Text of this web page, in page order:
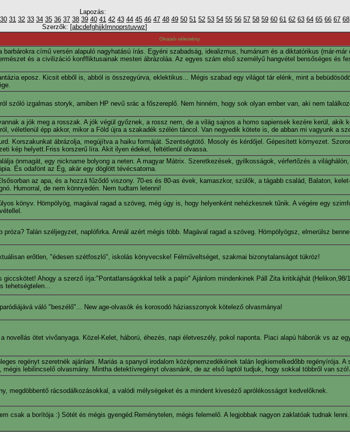
Lapozás:
30 31 32 33 34 35 36 37 38 39 40 41 42 43 44 45 46 47 48 49 50 51 52 53 54 55 56 57 58 59 60 61 62 63 64 65 66 67 68
Szerzők: [abcdefghij k mnoprstuvwz]
Olvasói vélemény
barbárokra című versén alapuló nagyhatású írás. Egyéni szabadság, idealizmus, humánum és a diktatórikus (már-már
és a civilizáció konffliktusainak mesteri ábrázoláa. Az egyes szám első személyű hangvétel bensőséges és
eposz. Kicsit ebből is, abból is összegyúrva, eklektikus... Mégis szabad egy világot tár elénk, mint a
szóló izgalmas storyk, amiben HP nevű srác a főszereplő. Nem hinném, hogy sok olyan ember van, aki nem
a jók meg a rosszak. A jók végül győznek, a rossz nem, de a világ sajnos a homo sapiensek kezére kerül, akik
véletlenül épp akkor, mikor a Föld újra a szakadék szélén táncol. Van negyedik kötete is, de abban mi vagyunk a
Korszakunkat ábrázolja, megújítva a haiku formáját. Szentségtötő. Mosoly és kérdőjel. Gépesített környezet.
kép helyett.Friss korszerű líra. Akit ilyen édekel, feltétlenül olvassa.
önmagát, egy nickname bolyong a neten. A magyar Mátrix. Szeretkezések, gyilkosságok, vérfertőzés a
És odafönt az Ég, akár egy döglött tévécsatorna.
az apa, és a hozzá fűződő viszony. 70-es és 80-as évek, kamaszkor, szülők, a tágabb család, Balaton,
Humorral, de nem könnyedén. Nem tudtam letenni!
könyv. Hömpölyög, magával ragad a szöveg, még úgy is, hogy helyenként nehézkesnek tűnik. A végére egy
próza? Talán széljegyzet, naplófirka. Annál azért mégis több. Magával ragad a szöveg. Hömpölyögsz, elmerülsz
erőtlen, "édesen szétfoszló", iskolás könyvecske! Félműveltséget, szakmai bizonytalanságot tükröz!
giccskötet! Ahogy a szerző írja:"Pontatlanságokkal telik a papír" Ajánlom mindenkinek Páll Zita kritikájhát (Helikon,98/
tehetségtelen...
váló "beszélő"... New age-olvasók és korosodó háziasszonyok kötelező olvasmánya!
novellás ötet vivőanyaga. Közel-Kelet, háború, éhezés, napi életveszély, pokol naponta. Piaci alapú háborúk vs az
regényt szeretnék ajánlani. Mariás a spanyol irodalom középnemzedékének talán legkiemelkedőbb regényírója.
mégis lebilincselő olvasmány. Mintha detektívregényt olvasnánk, de az első laptól tudjuk, hogy sokkal többről van
megdöbbentő rácsodálkozásokkal, a valódi mélységeket és a mindent kiveséző aprólékosságot kedvelőknek.
csak a borítója :) Sötét és mégis gyengéd.Reménytelen, mégis felemelő. A legjobbak nagyon zaklatóak tudnak